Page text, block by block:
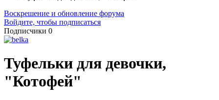
Воскрешение и обновление форума
Войдите, чтобы подписаться
Подписчики 0
Туфельки для девочки,
"Котофей"